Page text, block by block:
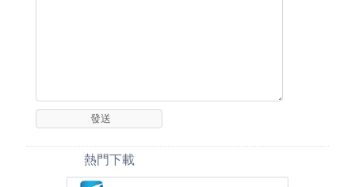
熱門下載